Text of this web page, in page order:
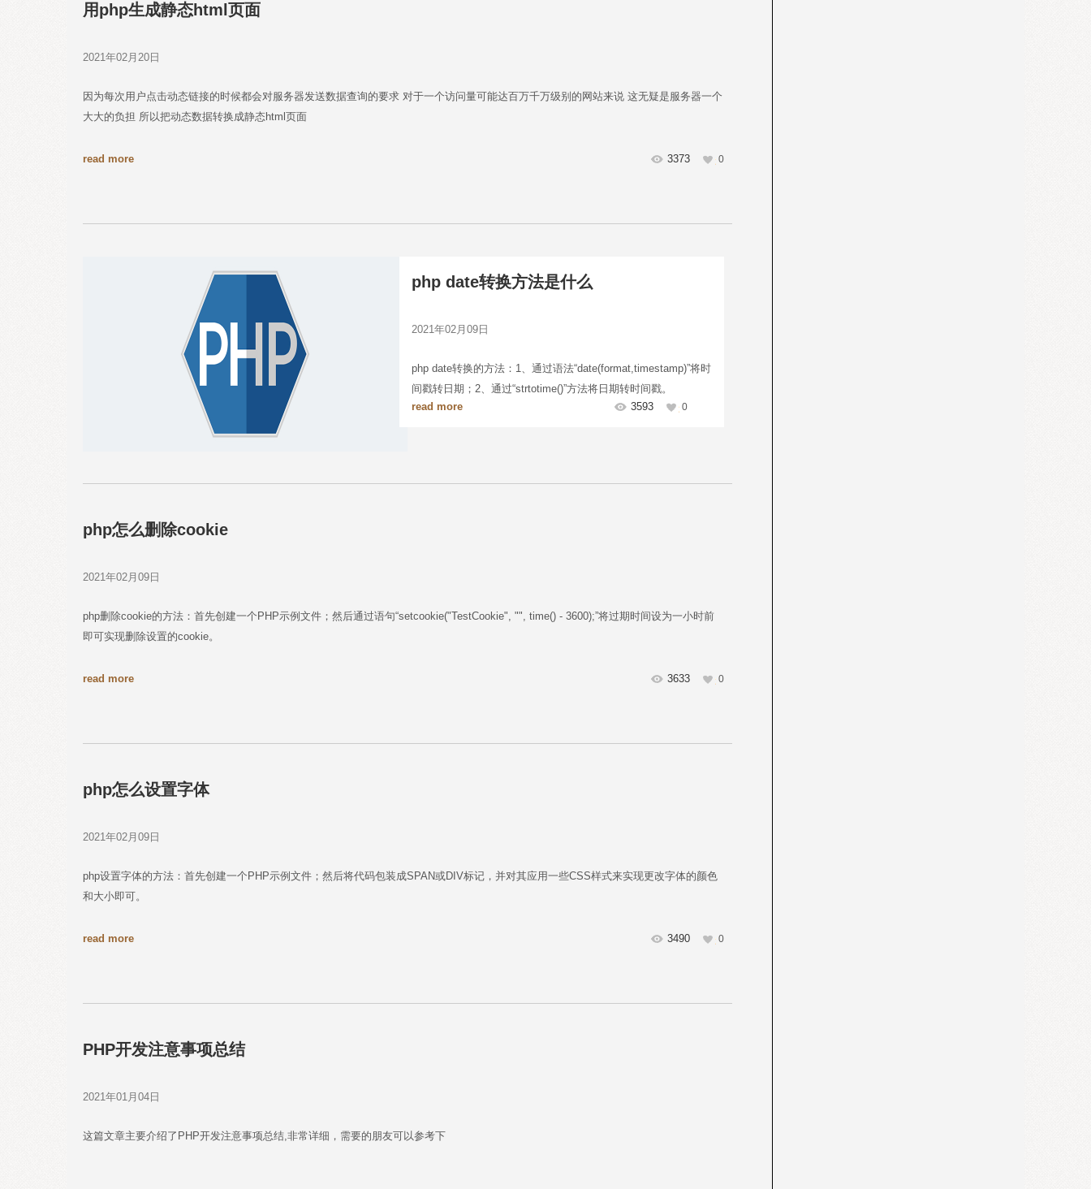
用php生成静态html页面
2021年02月20日
因为每次用户点击动态链接的时候都会对服务器发送数据查询的要求 对于一个访问量可能达百万千万级别的网站来说 这无疑是服务器一个
大大的负担 所以把动态数据转换成静态html页面
read more 0
3373
php date转换方法是什么
2021年02月09日
php date转换的方法：1、通过语法“date(format,timestamp)”将时
间戳转日期；2、通过“strtotime()”方法将日期转时间戳。
read more
0
3593
php怎么删除cookie
2021年02月09日
php删除cookie的方法：首先创建一个PHP示例文件；然后通过语句“setcookie("TestCookie", "", time() - 3600);”将过期时间设为一小时前
即可实现删除设置的cookie。
read more 0
3633
php怎么设置字体
2021年02月09日
php设置字体的方法：首先创建一个PHP示例文件；然后将代码包装成SPAN或DIV标记，并对其应用一些CSS样式来实现更改字体的颜色
和大小即可。
read more 0
3490
PHP开发注意事项总结
2021年01月04日
这篇文章主要介绍了PHP开发注意事项总结,非常详细，需要的朋友可以参考下